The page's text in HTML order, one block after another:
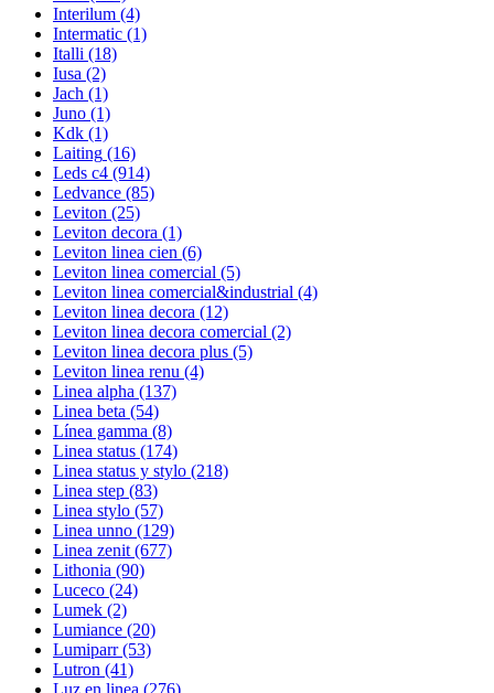
Interilum (4)
Intermatic (1)
Italli (18)
Iusa (2)
Jach (1)
Juno (1)
Kdk (1)
Laiting (16)
Leds c4 (914)
Ledvance (85)
Leviton (25)
Leviton decora (1)
Leviton linea cien (6)
Leviton linea comercial (5)
Leviton linea comercial&industrial (4)
Leviton linea decora (12)
Leviton linea decora comercial (2)
Leviton linea decora plus (5)
Leviton linea renu (4)
Linea alpha (137)
Linea beta (54)
Línea gamma (8)
Linea status (174)
Linea status y stylo (218)
Linea step (83)
Linea stylo (57)
Linea unno (129)
Linea zenit (677)
Lithonia (90)
Luceco (24)
Lumek (2)
Lumiance (20)
Lumiparr (53)
Lutron (41)
Luz en linea (276)